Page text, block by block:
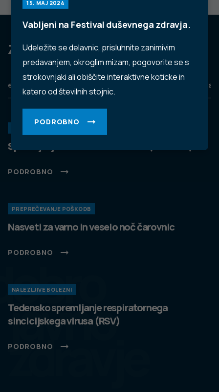
15. MAJ 2024
Vabljeni na Festival duševnega zdravja.
Udeležite se delavnic, prisluhnite zanimivim
predavanjem, okroglim mizam, pogovorite se s
strokovnjaki ali obiščite interaktivne koticke in
katero od številnih stojnic.
PODROBNO
javno
zdravje
Za dobro javno zdravje
eZdravje Podatkovni portal
Spremljanje okužb s SARS-CoV-2 (covid-19)
PODROBNO
PREPREČEVANJE POŠKODB
Nasveti za varno in veselo noč čarovnic
PODROBNO
NALEZLJIVE BOLEZNI
Tedensko spremljanje respiratornega
sincicijskega virusa (RSV)
PODROBNO